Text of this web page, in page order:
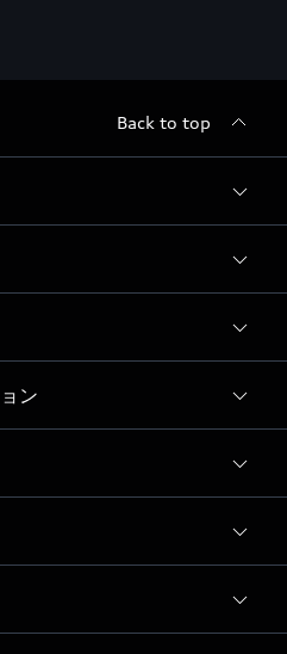
Back to top
ン